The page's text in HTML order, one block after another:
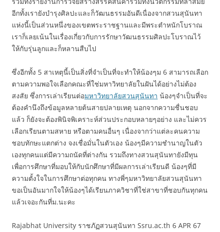
อีกทั้งเรายังบำรุงศิลปะและก็วัฒนธรรมอันดีเนื่องจากสวนสุนันทา
แห่งนี้เป็นส่วนหนึ่งของเขตพระราชฐานและมีพระตำหนักโบราณ
เราก็เลยเน้นในเรื่องเกี่ยวกับการรักษาวัฒนธรรมศิลปะโบราณไว้
ให้กับรุ่นลูกและก็หลานสืบไป
ซึ่งอีกทั้ง 5 สาเหตุนี้เป็นสิ่งที่จำเป็นที่จะทำให้น้องๆม 6 สามารถเลือก
ตามความพอใจเลือกคณะที่ใช่มหาวิทยาลัยในฝันได้อย่างไม่ต้อง
สงสัย ซึ่งการเล่าเรียนต่อมหาวิทยาลัยสวนสุนันทา น้องๆจำเป็นที่จะ
ต้องคำนึงถึงข้อมูลหลายต้นสายปลายเหตุ นอกจากความชื่นชอบ
แล้ว ก็ยังจะต้องพินิจพิเคราะห์ส่วนประกอบหลายๆอย่าง และไม่ควร
เลือกเรียนตามสหาย หรือตามคนอื่นๆ เนื่องจากว่าแต่ละคนความ
ชอบทักษะแตกต่าง จงเชื่อมั่นในตัวเอง น้องๆมีความชำนาญในตัว
เองทุกคนแต่มีความถนัดที่ต่างกัน รวมถึงทางสวนสุนันทายังมีทุน
เพื่อการศึกษาที่มอบให้กับนักศึกษาที่มีผลการเล่าเรียนดี น้องๆที่มี
ความตั้งใจในการศึกษาต่อทุกคน ทางพี่ๆมหาวิทยาลัยสวนสุนันทา
ขอเป็นอันมากใจให้น้องๆได้เรียนภาควิชาที่ใช่สาขาที่ชอบกันทุกคน
แล้วเจอะกันที่ม.นะคะ
Rajabhat University ราชภัฏสวนสุนันทา Ssru.ac.th 6 APR 67